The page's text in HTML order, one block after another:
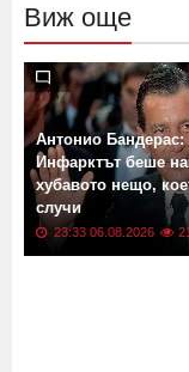
Виж още
Антонио Бандерас:
Инфарктът беше
хубавото нещо,
случи
23:33 06.08.2026